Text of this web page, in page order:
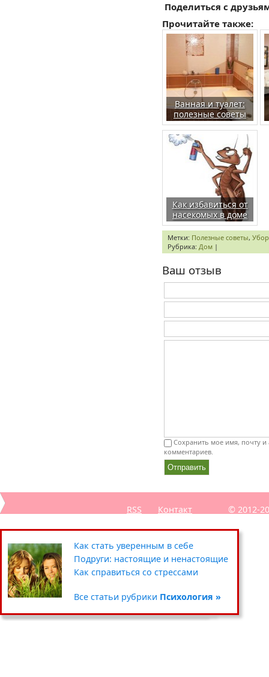
Поделиться с
Прочитайте также:
Ванная и туалет:
полезные советы
Как избавиться от
насекомых в доме
Метки: Полезные советы,
Рубрика: Дом |
Ваш отзыв
Сохранить мое имя, почту и
комментариев.
RSS Контакт © 2012-
Секреты похудения звёзд
Уход за кожей вокруг глаз
Умываемся правильно
Все статьи рубрики Красота »
Полезные советы: кухня
Чистка и хранение одежды
Цветочные горшки и кашпо
Все статьи рубрики Дом »
Путешествия
Сад-огород
Хенд мейд
Все статьи рубрики Хобби »
Как стать уверенным в себе
Подруги: настоящие и ненастоящие
Как справиться со стрессами
Все статьи рубрики Психология »